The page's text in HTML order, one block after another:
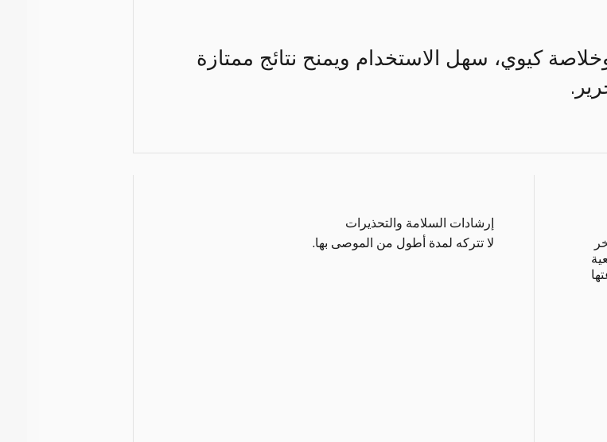
كيوي، سهل الاستخدام ويمنح نتائج ممتازة
إرشادات السلامة والتحذيرات
لا تتركه لمدة أطول من الموصى بها.